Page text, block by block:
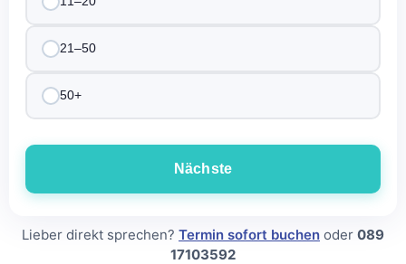
21–50
50+
Nächste
Lieber direkt sprechen? Termin sofort buchen oder 089
17103592